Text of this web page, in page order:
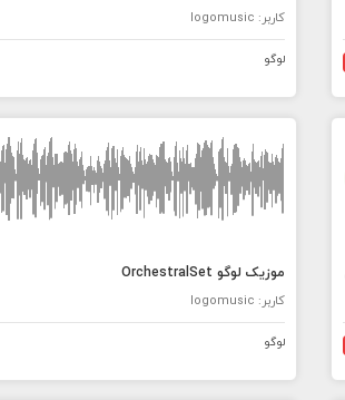
کاربر: logomusic
لوگو
Empty src attribute
موزیک لوگو OrchestralSet
کاربر: logomusic
لوگو